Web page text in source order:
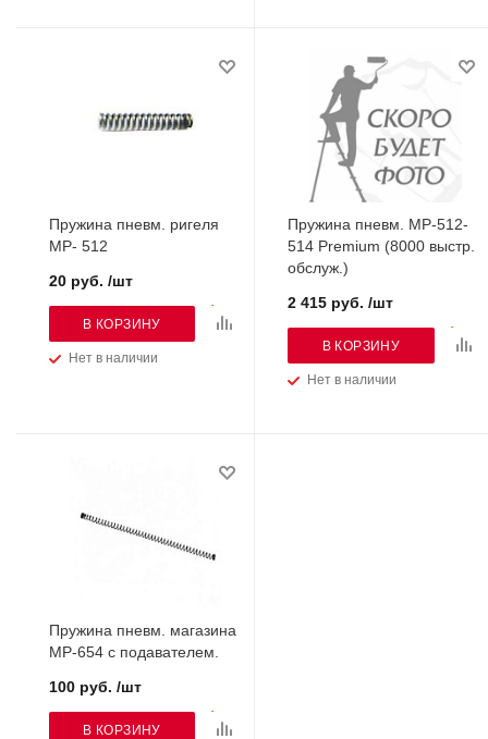
Пружина пневм. ригеля
МР- 512
Нет в наличии
20 руб. /шт
В КОРЗИНУ
Пружина пневм. МР-512-
514 Premium (8000 выстр.
обслуж.)
Нет в наличии
2 415 руб. /шт
В КОРЗИНУ
Пружина пневм. магазина
МР-654 с подавателем.
100 руб. /шт
В КОРЗИНУ